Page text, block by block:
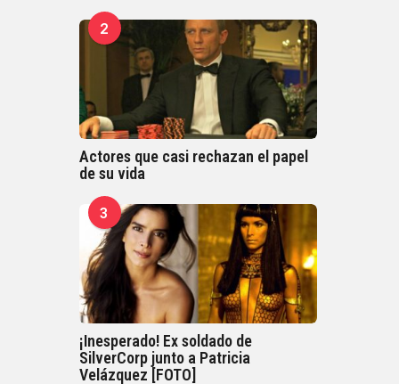
2
Actores que casi rechazan el papel
de su vida
3
¡Inesperado! Ex soldado de
SilverCorp junto a Patricia
Velázquez [FOTO]